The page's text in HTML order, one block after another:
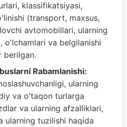
klassifikatsiyasi,
(transport, maxsus,
avtomobillari, ularning
o'lchamlari va belgilanishi
berilgan.
Rabamlanishi:
ularning
va o'taqon turlarga
va ularning afzalliklari,
ularning tuzilishi haqida